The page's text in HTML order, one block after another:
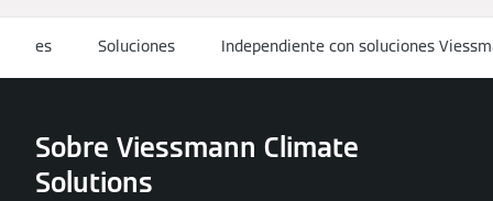
es Soluciones Independiente con soluciones
Sobre Viessmann Climate
Solutions